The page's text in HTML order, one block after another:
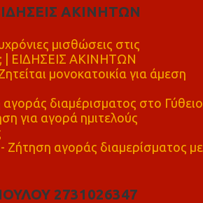
ΑΚΙΝΗΤΩΝ
μισθώσεις στις
| ΕΙΔΗΣΕΙΣ ΑΚΙΝΗΤΩΝ
μονοκατοικία για άμεση
διαμέρισματος στο Γύθειο
για αγορά ημιτελούς
Ζήτηση αγοράς διαμερίσματος με
2731026347